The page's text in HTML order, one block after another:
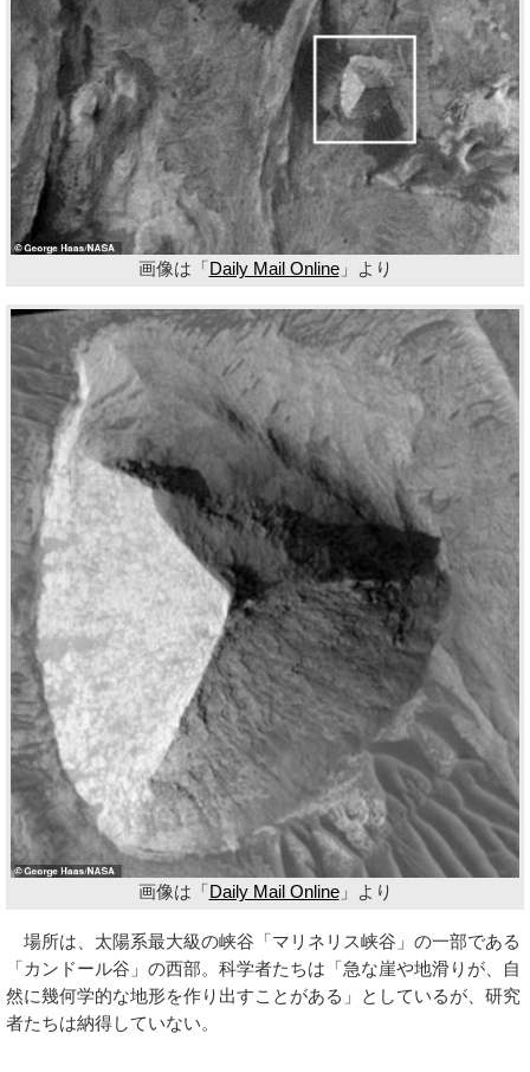
画像は「Daily Mail Online」より
画像は「Daily Mail Online」より
場所は、太陽系最大級の峡谷「マリネリス峡谷」の一部である
「カンドール谷」の西部。科学者たちは「急な崖や地滑りが、自
然に幾何学的な地形を作り出すことがある」としているが、研究
者たちは納得していない。